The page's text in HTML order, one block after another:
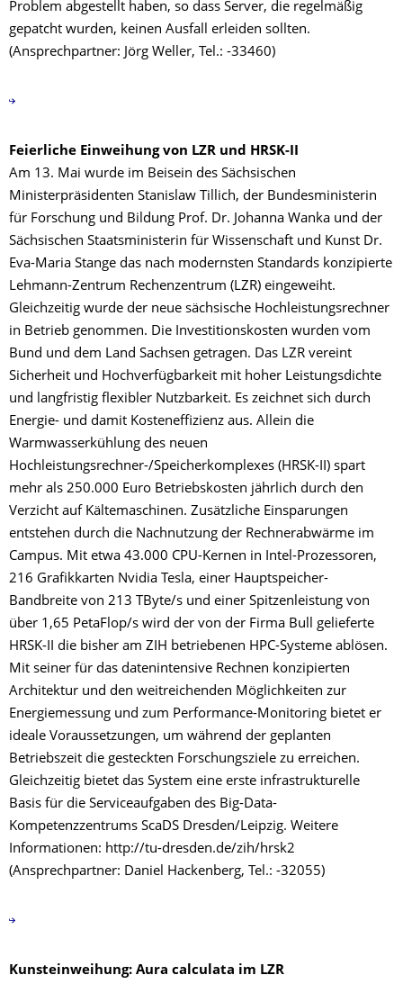
Problem abgestellt haben, so dass Server, die regelmäßig
gepatcht wurden, keinen Ausfall erleiden sollten.
(Ansprechpartner: Jörg Weller, Tel.: -33460)
Feierliche Einweihung von LZR und HRSK-II
Am 13. Mai wurde im Beisein des Sächsischen
Ministerpräsidenten Stanislaw Tillich, der Bundesministerin
für Forschung und Bildung Prof. Dr. Johanna Wanka und der
Sächsischen Staatsministerin für Wissenschaft und Kunst Dr.
Eva-Maria Stange das nach modernsten Standards konzipierte
Lehmann-Zentrum Rechenzentrum (LZR) eingeweiht.
Gleichzeitig wurde der neue sächsische Hochleistungsrechner
in Betrieb genommen. Die Investitionskosten wurden vom
Bund und dem Land Sachsen getragen. Das LZR vereint
Sicherheit und Hochverfügbarkeit mit hoher Leistungsdichte
und langfristig flexibler Nutzbarkeit. Es zeichnet sich durch
Energie- und damit Kosteneffizienz aus. Allein die
Warmwasserkühlung des neuen
Hochleistungsrechner-/Speicherkomplexes (HRSK-II) spart
mehr als 250.000 Euro Betriebskosten jährlich durch den
Verzicht auf Kältemaschinen. Zusätzliche Einsparungen
entstehen durch die Nachnutzung der Rechnerabwärme im
Campus. Mit etwa 43.000 CPU-Kernen in Intel-Prozessoren,
216 Grafikkarten Nvidia Tesla, einer Hauptspeicher-
Bandbreite von 213 TByte/s und einer Spitzenleistung von
über 1,65 PetaFlop/s wird der von der Firma Bull gelieferte
HRSK-II die bisher am ZIH betriebenen HPC-Systeme ablösen.
Mit seiner für das datenintensive Rechnen konzipierten
Architektur und den weitreichenden Möglichkeiten zur
Energiemessung und zum Performance-Monitoring bietet er
ideale Voraussetzungen, um während der geplanten
Betriebszeit die gesteckten Forschungsziele zu erreichen.
Gleichzeitig bietet das System eine erste infrastrukturelle
Basis für die Serviceaufgaben des Big-Data-
Kompetenzzentrums ScaDS Dresden/Leipzig. Weitere
Informationen: http://tu-dresden.de/zih/hrsk2
(Ansprechpartner: Daniel Hackenberg, Tel.: -32055)
Kunsteinweihung: Aura calculata im LZR